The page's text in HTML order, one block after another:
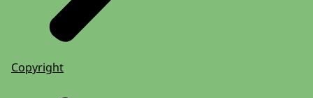
Copyright